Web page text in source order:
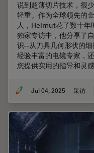
说到超薄切片技术，很
轻重。作为全球领先的
人，Helmut花了数十年
独家专访中，他分享了
识--从刀具几何形状的
经验丰富的电镜专家，
您提供实用的指导和灵
Jul 04, 2025 采访